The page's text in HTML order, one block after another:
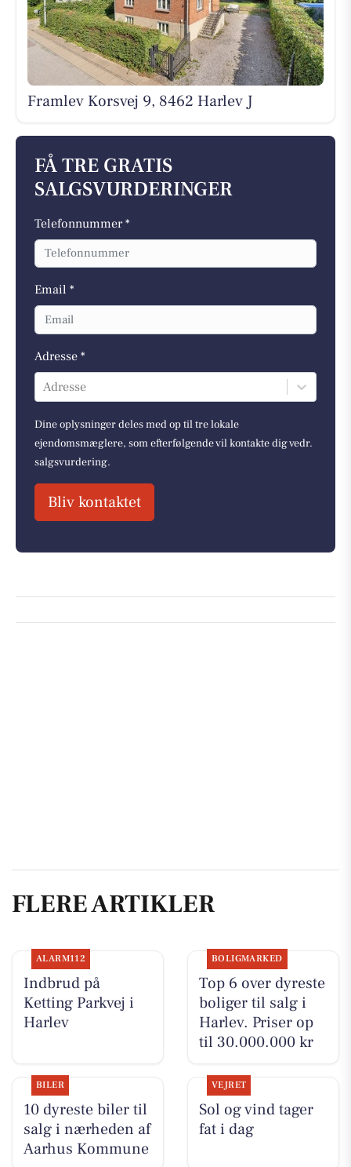
Framlev Korsvej 9, 8462 Harlev J
FÅ TRE GRATIS
SALGSVURDERINGER
Telefonnummer *
Email *
Adresse *
Adresse
Dine oplysninger deles med op til tre lokale
ejendomsmæglere, som efterfølgende vil kontakte dig vedr.
salgsvurdering.
Bliv kontaktet
FLERE ARTIKLER
ALARM112
Indbrud på
Ketting Parkvej i
Harlev
BOLIGMARKED
Top 6 over dyreste
boliger til salg i
Harlev. Priser op
til 30.000.000 kr
BILER
10 dyreste biler til
salg i nærheden af
Aarhus Kommune
VEJRET
Sol og vind tager
fat i dag